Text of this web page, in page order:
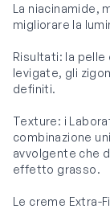
La niacinamide,
migliorare la
Risultati: la
levigate, gli
definiti.
Texture: i
combinazione
avvolgente che
effetto grasso.
Le creme Extra-